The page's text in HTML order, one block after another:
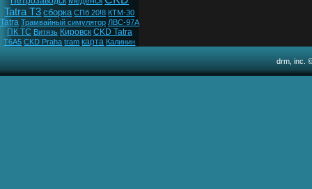
Tatra T3 сборка СПб 20!8 КТМ-30
Tatra Трамвайный симулятор ЛВС-97А
ПК ТС Витязь Кировск CKD Tatra
T6A5 CKD Praha tram карта Калинин
drm, inc.